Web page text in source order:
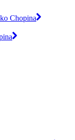
Chopina